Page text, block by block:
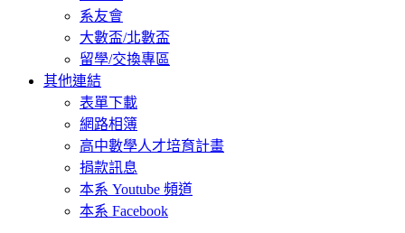
系友會
大數盃/北數盃
留學/交換專區
其他連結
表單下載
網路相簿
高中數學人才培育計畫
捐款訊息
本系 Youtube 頻道
本系 Facebook